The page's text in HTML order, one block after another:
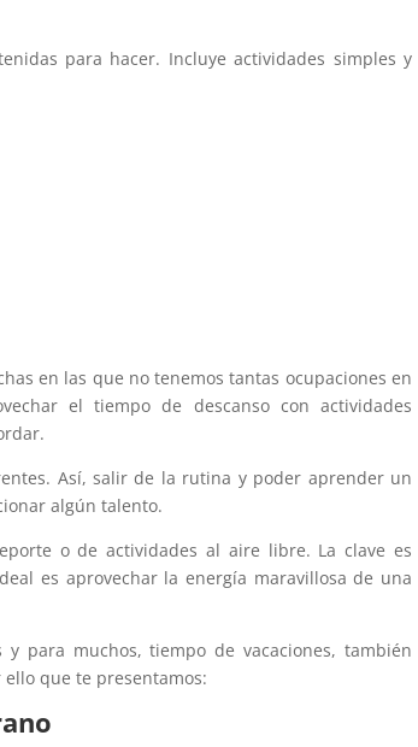
para hacer. Incluye actividades simples y
en las que no tenemos tantas ocupaciones en
el tiempo de descanso con actividades
Así, salir de la rutina y poder aprender un
algún talento.
o de actividades al aire libre. La clave es
es aprovechar la energía maravillosa de una
para muchos, tiempo de vacaciones, también
que te presentamos: